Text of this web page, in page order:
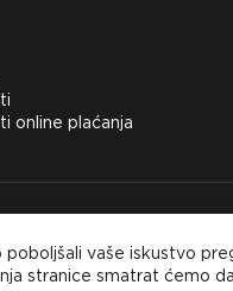
online plaćanja
pouzećem ili kartičnim
vaše iskustvo
stranice smatrat ćemo